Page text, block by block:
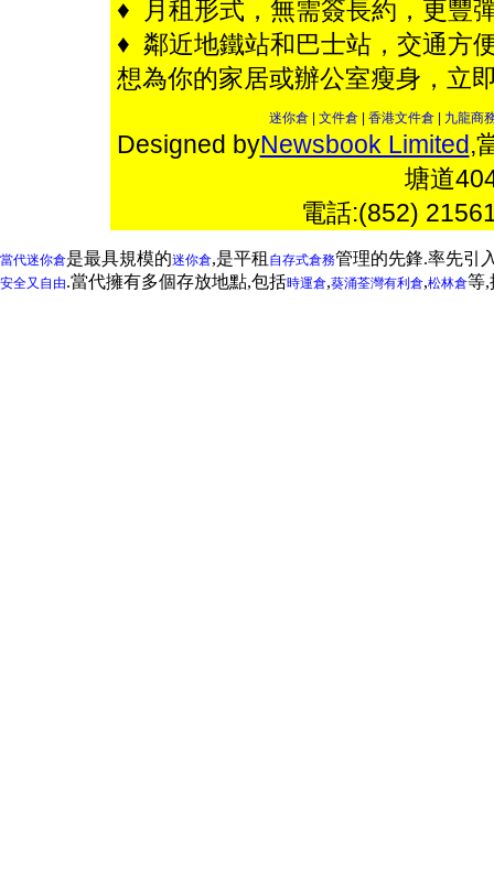
♦ 月租形式，無需簽長約，更豐
♦ 鄰近地鐵站和巴士站，交通方
想為你的家居或辦公室瘦身，立
迷你倉 文件倉 香港文件倉 九龍商
Designed byNewsbook Limited,
塘道
電話:(852)
當代迷你倉是最具規模的迷你倉,是平租 自存式倉務管理的先鋒.率先引
安全又自由.當代擁有多個存放地點,包括時運倉,葵涌荃灣有利倉,松林倉等,